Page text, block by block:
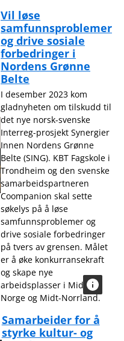
Vil løse
samfunnsproblemer
og drive sosiale
forbedringer i
Nordens Grønne
Belte
I desember 2023 kom
gladnyheten om tilskudd til
det nye norsk-svenske
Interreg-prosjekt Synergier
Innen Nordens Grønne
Belte (SING). KBT Fagskole i
Trondheim og den svenske
samarbeidspartneren
Coompanion skal sette
søkelys på å løse
samfunnsproblemer og
drive sosiale forbedringer
på tvers av grensen. Målet
er å øke konkurransekraft
og skape nye
arbeidsplasser i Midt-
Norge og Midt-Norrland.
Samarbeider for å
styrke kultur- og